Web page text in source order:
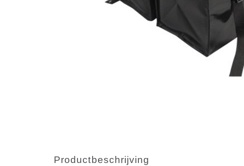
Productbeschrijving